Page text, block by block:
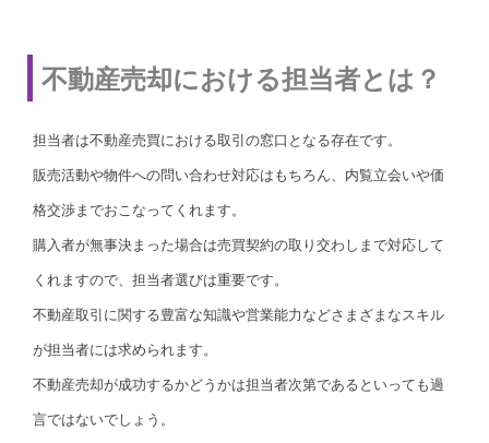
不動産売却における担当者とは？
担当者は不動産売買における取引の窓口となる存在です。
販売活動や物件への問い合わせ対応はもちろん、内覧立会いや価
格交渉までおこなってくれます。
購入者が無事決まった場合は売買契約の取り交わしまで対応して
くれますので、担当者選びは重要です。
不動産取引に関する豊富な知識や営業能力などさまざまなスキル
が担当者には求められます。
不動産売却が成功するかどうかは担当者次第であるといっても過
言ではないでしょう。